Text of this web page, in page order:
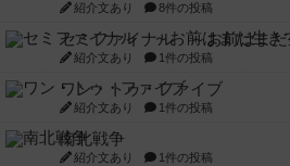
紹介文あり 8件の投稿
セミファイナル ～お前はまだ
紹介文あり 1件の投稿
ワン・トゥ・ファイブ
紹介文あり 1件の投稿
南北戦争
紹介文あり 1件の投稿